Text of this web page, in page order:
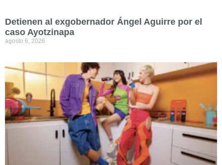
Detienen al exgobernador Ángel Aguirre por el
caso Ayotzinapa
agosto 6, 2026